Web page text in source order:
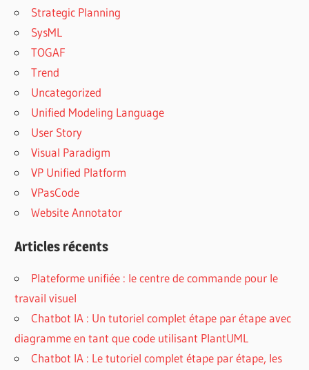
Strategic Planning
SysML
TOGAF
Trend
Uncategorized
Unified Modeling Language
User Story
Visual Paradigm
VP Unified Platform
VPasCode
Website Annotator
Articles récents
Plateforme unifiée : le centre de commande pour le
travail visuel
Chatbot IA : Un tutoriel complet étape par étape avec
diagramme en tant que code utilisant PlantUML
Chatbot IA : Le tutoriel complet étape par étape, les